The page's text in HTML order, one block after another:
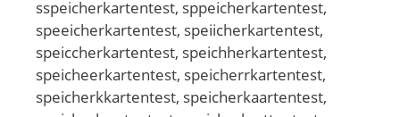
sspeicherkartentest, sppeicherkartentest,
speeicherkartentest, speiicherkartentest,
speiccherkartentest, speichherkartentest,
speicheerkartentest, speicherrkartentest,
speicherkkartentest, speicherkaartentest,